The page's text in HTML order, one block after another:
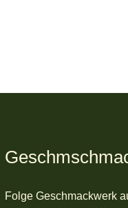
Folge Geschmackwerk